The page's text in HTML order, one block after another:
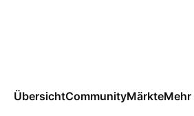
ÜbersichtCommunityMärkteMehr